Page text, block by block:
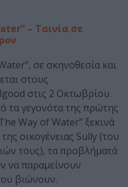
– Ταινία σε
σε σκηνοθεσία και
στους
στις 2 Οκτωβρίου.
τα γεγονότα της πρώτης
Way of Water” ξεκινά
οικογένειας Sully (του
τους), τα προβλήματά
να παραμείνουν
βιώνουν.